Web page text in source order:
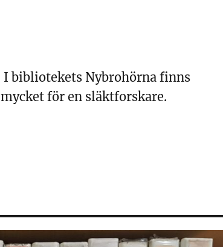
I bibliotekets Nybrohörna finns
mycket för en släktforskare.